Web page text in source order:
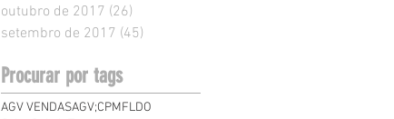
outubro de 2017 (26)
setembro de 2017 (45)
Procurar por tags
AGV VENDASAGV;CPMFLDO